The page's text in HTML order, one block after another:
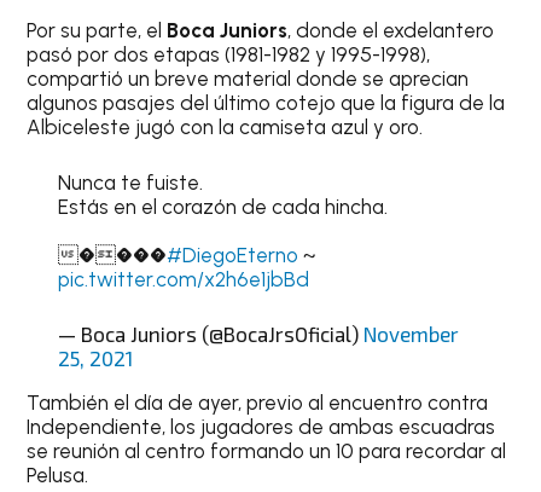
Por su parte, el Boca Juniors, donde el exdelantero
pasó por dos etapas (1981-1982 y 1995-1998),
compartió un breve material donde se aprecian
algunos pasajes del último cotejo que la figura de la
Albiceleste jugó con la camiseta azul y oro.
Nunca te fuiste.
Estás en el corazón de cada hincha.
����#DiegoEterno ~
pic.twitter.com/x2h6e1jbBd
— Boca Juniors (@BocaJrsOficial) November
25, 2021
También el día de ayer, previo al encuentro contra
Independiente, los jugadores de ambas escuadras
se reunión al centro formando un 10 para recordar al
Pelusa.